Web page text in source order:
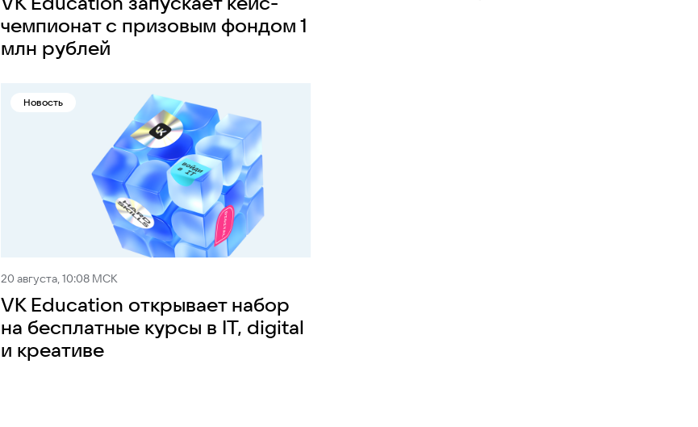
чемпионат с призовым фондом 1
млн рублей
Новость
20 августа, 10:08 МСК
VK Education открывает набор
на бесплатные курсы в IT, digital
и креативе